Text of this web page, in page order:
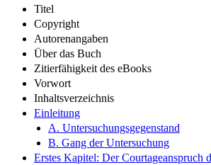
Titel
Copyright
Autorenangaben
Über das Buch
Zitierfähigkeit des eBooks
Vorwort
Inhaltsverzeichnis
Einleitung
A. Untersuchungsgegenstand
B. Gang der Untersuchung
Erstes Kapitel: Der Courtageanspruch